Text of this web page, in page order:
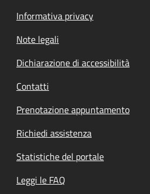
Informativa privacy
Note legali
Dichiarazione di accessibilità
Contatti
Prenotazione appuntamento
Richiedi assistenza
Statistiche del portale
Leggi le FAQ